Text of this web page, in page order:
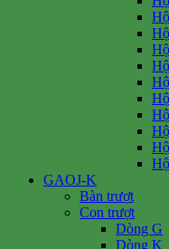
GAOJ-K
Bàn trượt
Con trượt
Dòng G
Dòng K